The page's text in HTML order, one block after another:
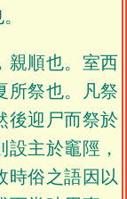
親順也。室西
所祭也。凡祭
後迎尸而祭於
主於竈陘，
時俗之語因以